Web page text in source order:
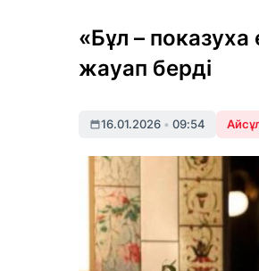
«Бұл – показуха
жауап берді
16.01.2026 • 09:54